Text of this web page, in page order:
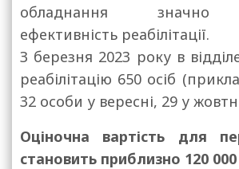
обладнання значно
ефективність реабілітації.
З березня 2023 року в
реабілітацію 650 осіб
32 особи у вересні, 29 у
Оціночна вартість для
становить приблизно 120